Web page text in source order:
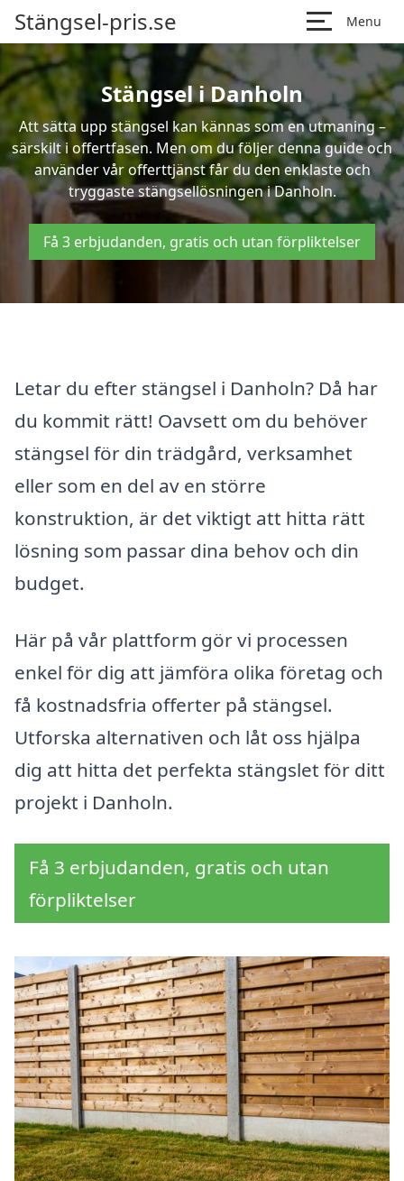
Stängsel-pris.se Menu
Stängsel i Danholn
Att sätta upp stängsel kan kännas som en utmaning –
särskilt i offertfasen. Men om du följer denna guide och
använder vår offerttjänst får du den enklaste och
tryggaste stängsellösningen i Danholn.
Få 3 erbjudanden, gratis och utan förpliktelser
Letar du efter stängsel i Danholn? Då har
du kommit rätt! Oavsett om du behöver
stängsel för din trädgård, verksamhet
eller som en del av en större
konstruktion, är det viktigt att hitta rätt
lösning som passar dina behov och din
budget.
Här på vår plattform gör vi processen
enkel för dig att jämföra olika företag och
få kostnadsfria offerter på stängsel.
Utforska alternativen och låt oss hjälpa
dig att hitta det perfekta stängslet för ditt
projekt i Danholn.
Få 3 erbjudanden, gratis och utan
förpliktelser